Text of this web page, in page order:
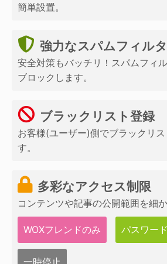
簡単設置。
強力なスパムフィル
安全対策もバッチリ！スパムフィ
ブロックします。
ブラックリスト登録
お客様(ユーザー)側でブラックリ
す。
多彩なアクセス制限
コンテンツや記事の公開範囲を細
WOXフレンドのみ パスワー
一時停止